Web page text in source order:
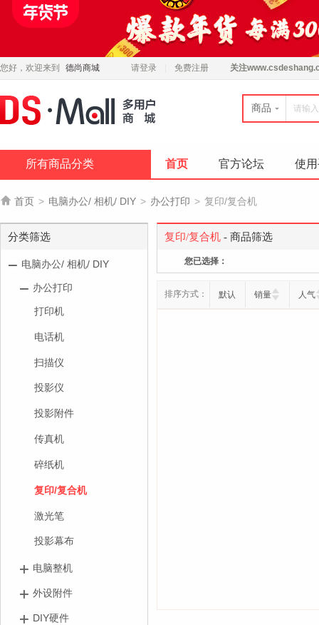
您好，欢迎来到 德尚商城 请登录 免费注册 关注
商品
所有商品分类 首页 官方论坛 使
 首页 > 电脑办公/ 相机/ DIY > 办公打印 > 复印/复合机
分类筛选
电脑办公/ 相机/ DIY
办公打印
打印机
电话机
扫描仪
投影仪
投影附件
传真机
碎纸机
复印/复合机
激光笔
投影幕布
电脑整机
外设附件
DIY硬件
复印/复合机 - 商品筛选
您已选择：
排序方式： 默认 销量 人气